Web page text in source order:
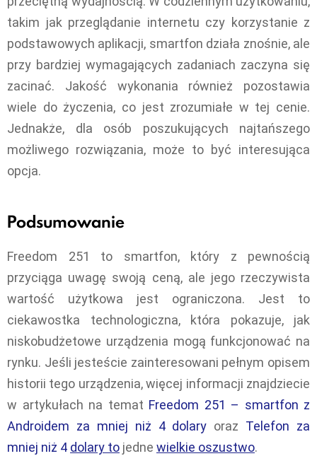
takim jak przeglądanie internetu czy korzystanie z
podstawowych aplikacji, smartfon działa znośnie, ale
przy bardziej wymagających zadaniach zaczyna się
zacinać. Jakość wykonania również pozostawia
wiele do życzenia, co jest zrozumiałe w tej cenie.
Jednakże, dla osób poszukujących najtańszego
możliwego rozwiązania, może to być interesująca
opcja.
Podsumowanie
Freedom 251 to smartfon, który z pewnością
przyciąga uwagę swoją ceną, ale jego rzeczywista
wartość użytkowa jest ograniczona. Jest to
ciekawostka technologiczna, która pokazuje, jak
niskobudżetowe urządzenia mogą funkcjonować na
rynku. Jeśli jesteście zainteresowani pełnym opisem
historii tego urządzenia, więcej informacji znajdziecie
w artykułach na temat Freedom 251 – smartfon z
Androidem za mniej niż 4 dolary oraz Telefon za
mniej niż 4 dolary to jedne wielkie oszustwo.